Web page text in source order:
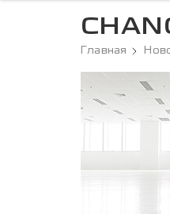
Главная